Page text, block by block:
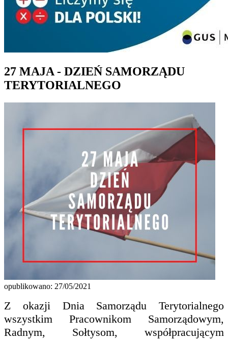
27 MAJA - DZIEŃ SAMORZĄDU
TERYTORIALNEGO
opublikowano: 27/05/2021
Z okazji Dnia Samorządu Terytorialnego
wszystkim Pracownikom Samorządowym,
Radnym, Sołtysom, współpracującym